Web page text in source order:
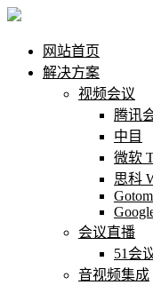
网站首页
解决方案
视频会议
腾讯
中目
微软
思科
会议直播
51会
音视频集成